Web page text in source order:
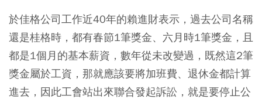
於佳格公司工作近40年的賴進財表示，過去公司名稱
還是桂格時，都有春節1筆獎金、六月時1筆獎金，且
都是1個月的基本薪資，數年從未改變過，既然這2筆
獎金屬於工資，那就應該要將加班費、退休金都計算
進去，因此工會站出來聯合發起訴訟，就是要停止公